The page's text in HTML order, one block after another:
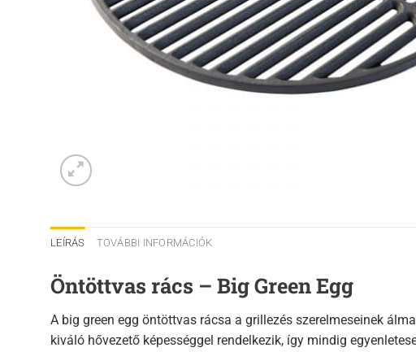
LEÍRÁS TOVÁBBI INFORMÁCIÓK
Öntöttvas rács – Big Green Egg
A big green egg öntöttvas rácsa a grillezés szerelmeseinek
kiváló hővezető képességgel rendelkezik, így mindig